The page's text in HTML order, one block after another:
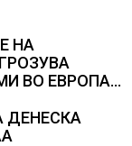
НА
ВО ЕВРОПА и
ДЕНЕСКА